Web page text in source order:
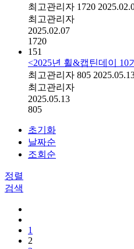
최고관리자 1720
최고관리자
2025.02.07
1720
151
<2025년 휠&캡틴데이 10
최고관리자 805
최고관리자
2025.05.13
805
초기화
날짜순
조회순
정렬
검색
1
2